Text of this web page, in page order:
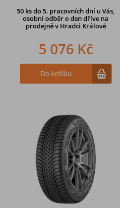
50 ksdo 5. pracovních dní u Vás,
osobní odběr o den dříve na
prodejněv Hradci Králové
5 076 Kč
Do košíku